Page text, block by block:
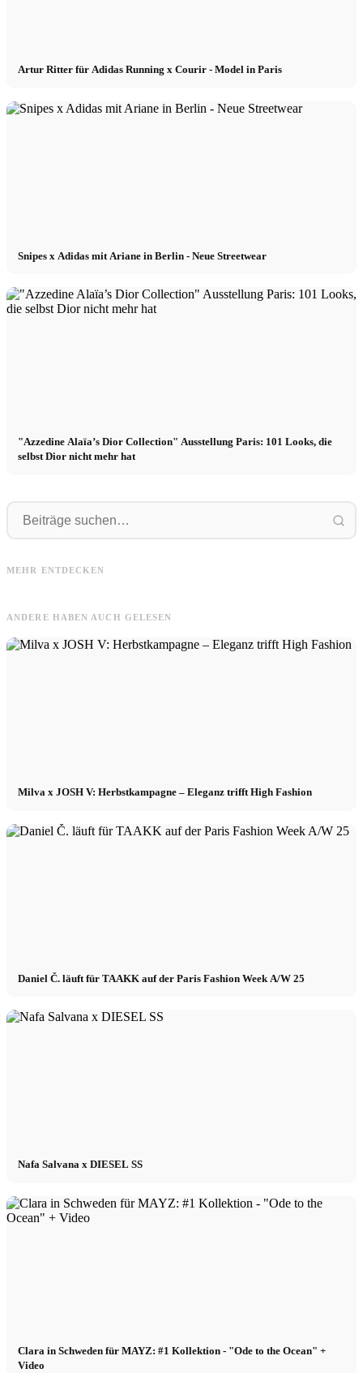
Artur Ritter für Adidas Running x Courir - Model in Paris
Snipes x Adidas mit Ariane in Berlin - Neue Streetwear
"Azzedine Alaïa’s Dior Collection" Ausstellung Paris: 101 Looks, die
selbst Dior nicht mehr hat
MEHR ENTDECKEN
Loewe): Neuer Creative Director
ANDERE HABEN AUCH GELESEN
Milva x JOSH V: Herbstkampagne – Eleganz trifft High Fashion
Daniel Č. läuft für TAAKK auf der Paris Fashion Week A/W 25
Nafa Salvana x DIESEL SS
Clara in Schweden für MAYZ: #1 Kollektion - "Ode to the Ocean" +
Video